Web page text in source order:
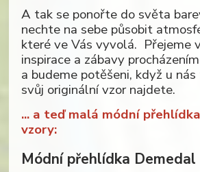
A tak se ponořte do světa
nechte na sebe působit
které ve Vás vyvolá. Přejeme
inspirace a zábavy
a budeme potěšeni, když u
svůj originální vzor najdete.
... a teď malá módní
vzory:
Módní přehlídka Demedal